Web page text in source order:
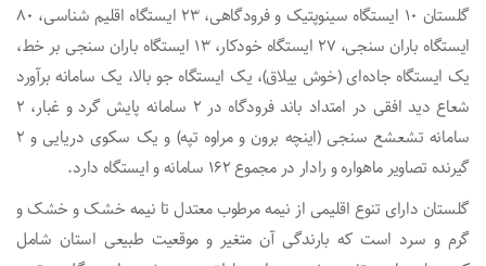
گلستان ۱۰ ایستگاه سینوپتیک و فرودگاهی، ۲۳ ایستگاه اقلیم شناسی، ۸۰
ایستگاه باران سنجی، ۲۷ ایستگاه خودکار، ۱۳ ایستگاه باران سنجی بر خط،
یک ایستگاه جاده‌ای (خوش ییلاق)، یک ایستگاه جو بالا، یک سامانه برآورد
شعاع دید افقی در امتداد باند فرودگاه در ۲ سامانه پایش گرد و غبار، ۲
سامانه تشعشع سنجی (اینچه برون و مراوه تپه) و یک سکوی دریایی و ۲
گیرنده تصاویر ماهواره و رادار در مجموع ۱۶۲ سامانه و ایستگاه دارد.
گلستان دارای تنوع اقلیمی از نیمه مرطوب معتدل تا نیمه خشک و خشک و
گرم و سرد است که بارندگی آن متغیر و موقعیت طبیعی استان شامل